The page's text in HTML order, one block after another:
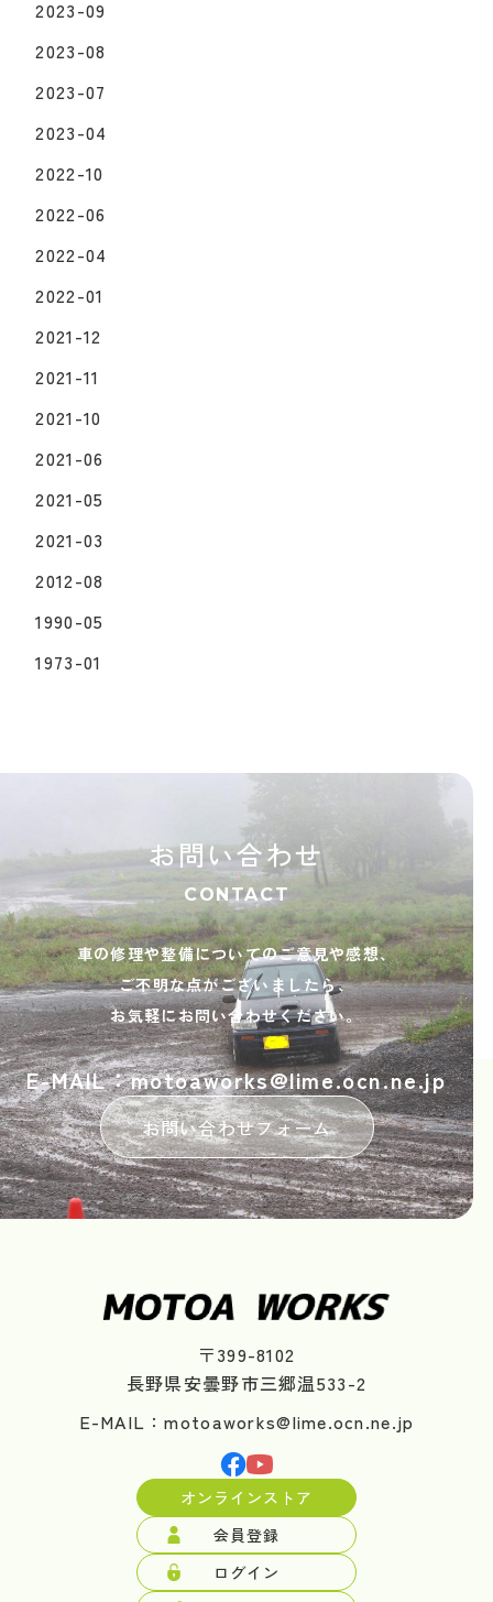
2023-09
2023-08
2023-07
2023-04
2022-10
2022-06
2022-04
2022-01
2021-12
2021-11
2021-10
2021-06
2021-05
2021-03
2012-08
1990-05
1973-01
お問い合わせ
CONTACT
車の修理や整備についてのご意見や感想、
ご不明な点がございましたら、
お気軽にお問い合わせください。
E-MAIL：motoaworks@lime.ocn.ne.jp
お問い合わせフォーム
〒399-8102
長野県安曇野市三郷温533-2
E-MAIL：motoaworks@lime.ocn.ne.jp
オンラインストア
会員登録
ログイン